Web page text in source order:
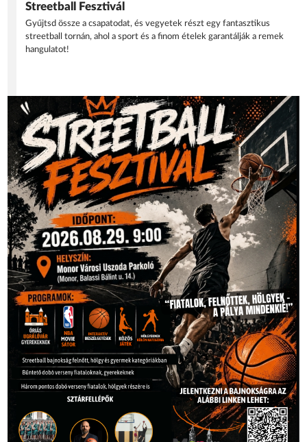
Streetball Fesztivál
Gyűjtsd össze a csapatodat, és vegyetek részt egy fantasztikus
streetball tornán, ahol a sport és a finom ételek garantálják a remek
hangulatot!